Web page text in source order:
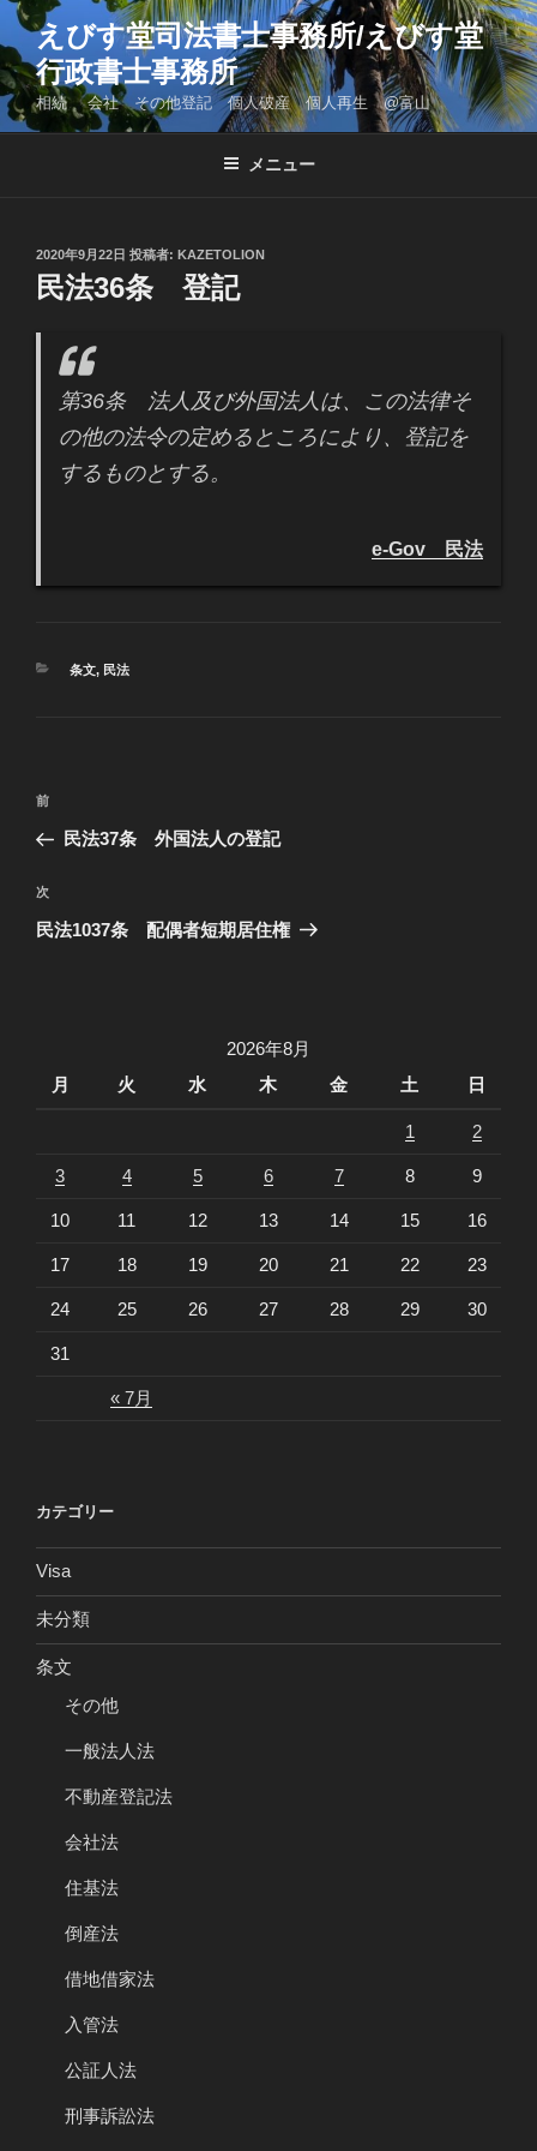
コ
ン
テ
ン
ツ
えびす堂司法書士事務所/えびす堂
行政書士事務所
相続 会社 その他登記 個人破産 個人再生 @富山
メニュー
投
稿
日:
2020年9月22日 投稿者: KAZETOLION
民法36条 登記
第36条 法人及び外国法人は、この法律そ
の他の法令の定めるところにより、登記を
するものとする。
e-Gov 民法
カ
条文, 民法
投
ビ
ゲ
過
去
投
稿
前
民法37条 外国法人の登記
次
の
次
民法1037条 配偶者短期居住権
2026年8月
月
火 水 木 金 土 日
« 7月
1 2
3 4 5 6 7 8 9
10 11 12 13 14 15 16
17 18 19 20 21 22 23
24 25 26 27 28 29 30
31
カテゴリー
Visa
未分類
条文
その他
一般法人法
不動産登記法
会社法
住基法
倒産法
借地借家法
入管法
公証人法
刑事訴訟法